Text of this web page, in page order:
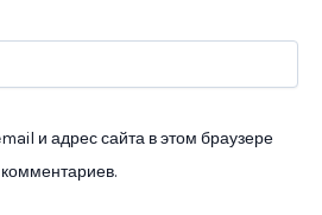
и адрес сайта в этом браузере